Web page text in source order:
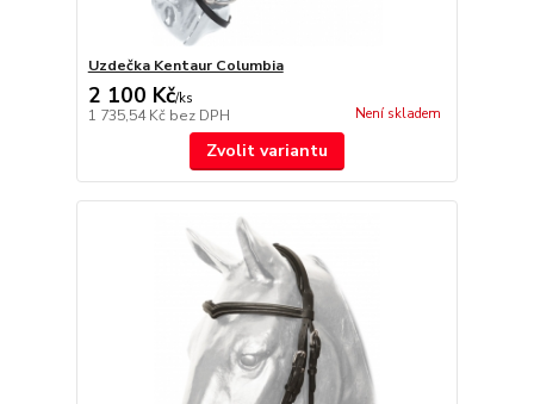
Uzdečka Kentaur Columbia
2 100 Kč/ks
1 735,54 Kč bez DPH Není skladem
Zvolit variantu